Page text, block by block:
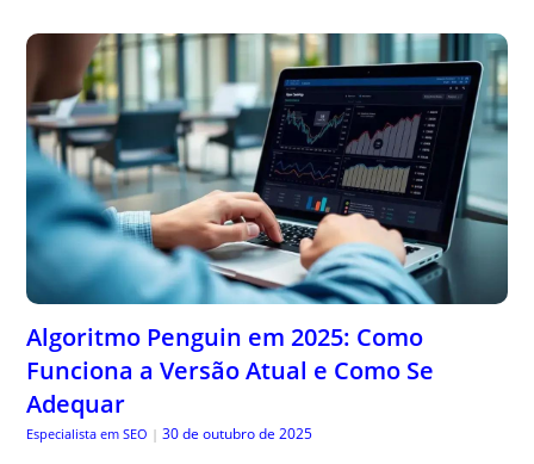
Algoritmo Penguin em 2025: Como
Funciona a Versão Atual e Como Se
Adequar
Especialista em SEO | 30 de outubro de 2025